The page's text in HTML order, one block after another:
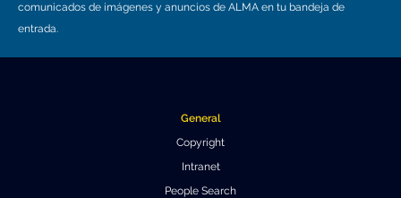
comunicados de imágenes y anuncios de ALMA en tu bandeja de
entrada.
General
Copyright
Intranet
People Search